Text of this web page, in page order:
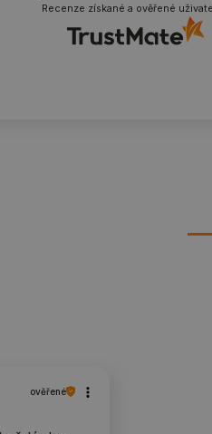
Recenze získané a ověřené
ověřené